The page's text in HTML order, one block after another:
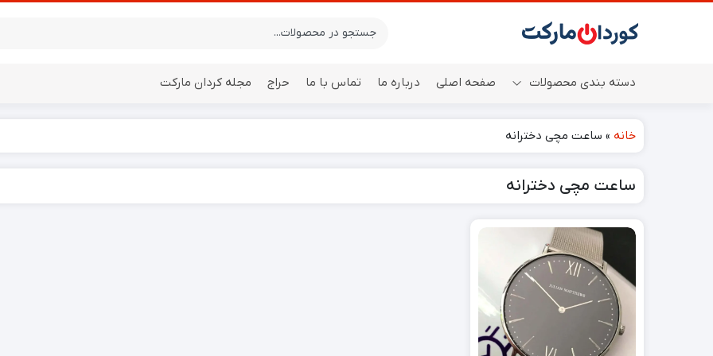
دسته بندی محصولات صفحه اصلی درباره ما تماس با ما حراج مجله کردان مارکت
خانه » ساعت مچی دخترانه
ساعت مچی دخترانه